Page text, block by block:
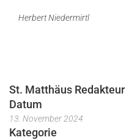
Herbert Niedermirtl
St. Matthäus Redakteur
Datum
13. November 2024
Kategorie